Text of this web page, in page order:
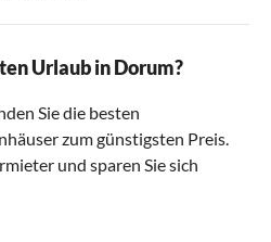
Urlaub in Dorum?
Sie die besten
zum günstigsten Preis.
und sparen Sie sich